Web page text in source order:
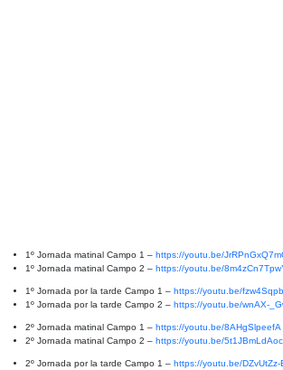
1º Jornada matinal Campo 1 – https://youtu.be/
1º Jornada matinal Campo 2 – https://youtu.be/
1º Jornada por la tarde Campo 1 – https://youtu.be/
1º Jornada por la tarde Campo 2 – https://youtu.be/wnAX-
2º Jornada matinal Campo 1 – https://youtu.be/8AHgSlpeefA
2º Jornada matinal Campo 2 – https://youtu.be/5t1JBmLdAoc
2º Jornada por la tarde Campo 1 – https://youtu.be/DZvUtZz-